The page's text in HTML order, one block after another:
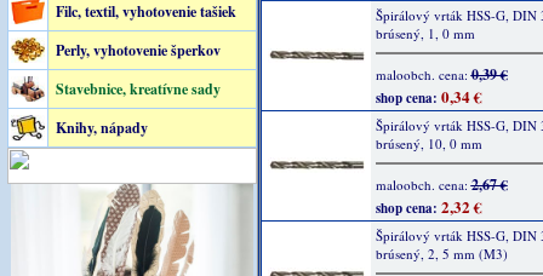
Filc, textil, vyhotovenie tašiek
Perly, vyhotovenie šperkov
Stavebnice, kreatívne sady
Knihy, nápady
Špirálový vrták HSS-G, DIN
brúsený, 1, 0 mm
maloobch. cena:0,39 €
shop cena: 0,34 €
Špirálový vrták HSS-G, DIN
brúsený, 10, 0 mm
maloobch. cena:2,67 €
shop cena: 2,32 €
Špirálový vrták HSS-G, DIN
brúsený, 2, 5 mm (M3)